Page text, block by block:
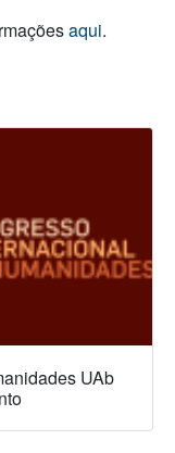
aqui.
UAb